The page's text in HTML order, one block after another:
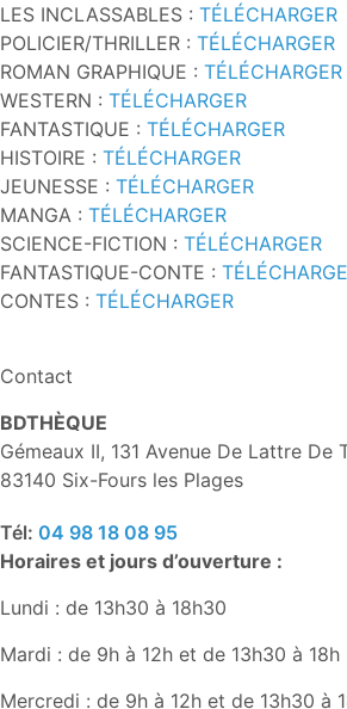
LES INCLASSABLES : TÉLÉCHARGER
POLICIER/THRILLER : TÉLÉCHARGER
ROMAN GRAPHIQUE : TÉLÉCHARGER
WESTERN : TÉLÉCHARGER
FANTASTIQUE : TÉLÉCHARGER
HISTOIRE : TÉLÉCHARGER
JEUNESSE : TÉLÉCHARGER
MANGA : TÉLÉCHARGER
SCIENCE-FICTION : TÉLÉCHARGER
FANTASTIQUE-CONTE :
CONTES : TÉLÉCHARGER
Contact
BDTHÈQUE
Gémeaux II, 131 Avenue De Lattre De
83140 Six-Fours les Plages
Tél: 04 98 18 08 95
Horaires et jours d’ouverture :
Lundi : de 13h30 à 18h30
Mardi : de 9h à 12h et de 13h30 à 18h
Mercredi : de 9h à 12h et de 13h30 à